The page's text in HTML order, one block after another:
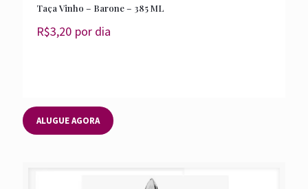
Taça Vinho – Barone – 385 ML
R$3,20 por dia
ALUGUE AGORA